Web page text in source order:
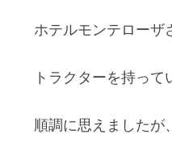
ホテルモンテローザ
トラクターを持っ
順調に思えましたが、